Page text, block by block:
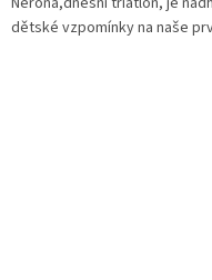
dětské vzpomínky na naše